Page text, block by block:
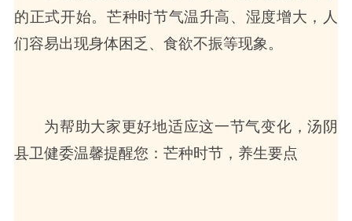
的正式开始。芒种时节气温升高、湿度增大，人
们容易出现身体困乏、食欲不振等现象。
为帮助大家更好地适应这一节气变化，汤阴
县卫健委温馨提醒您：芒种时节，养生要点